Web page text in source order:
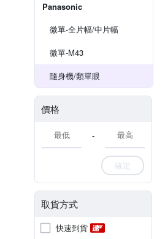
Panasonic
微單-全片幅/中片幅
微單-M43
隨身機/類單眼
價格
-
確定
取貨方式
快速到貨